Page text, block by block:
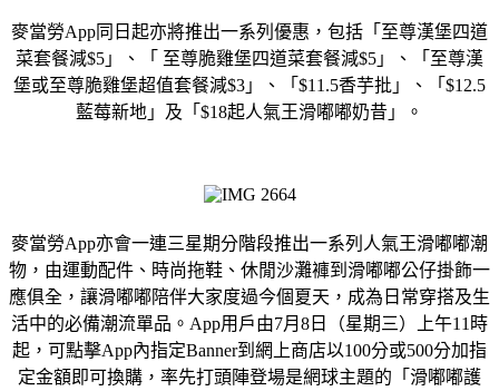
麥當勞App同日起亦將推出一系列優惠，包括「至尊漢堡四道
菜套餐減$5」、「 至尊脆雞堡四道菜套餐減$5」、「至尊漢
堡或至尊脆雞堡超值套餐減$3」、「$11.5香芋批」、「$12.5
藍莓新地」及「$18起人氣王滑嘟嘟奶昔」。
麥當勞App亦會一連三星期分階段推出一系列人氣王滑嘟嘟潮
物，由運動配件、時尚拖鞋、休閒沙灘褲到滑嘟嘟公仔掛飾一
應俱全，讓滑嘟嘟陪伴大家度過今個夏天，成為日常穿搭及生
活中的必備潮流單品。App用戶由7月8日（星期三）上午11時
起，可點擊App內指定Banner到網上商店以100分或500分加指
定金額即可換購，率先打頭陣登場是網球主題的「滑嘟嘟護